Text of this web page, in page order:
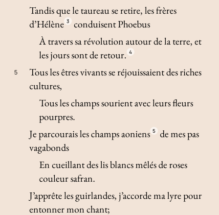
Tandis que le taureau se retire, les frères
d’Hélène 3
conduisent Phoebus
À travers sa révolution autour de la terre, et
les jours sont de retour. 4
5
Tous les êtres vivants se réjouissaient des riches
cultures,
Tous les champs sourient avec leurs fleurs
pourpres.
Je parcourais les champs aoniens 5
de mes pas
vagabonds
En cueillant des lis blancs mêlés de roses
couleur safran.
J’apprête les guirlandes, j’accorde ma lyre pour
entonner mon chant;